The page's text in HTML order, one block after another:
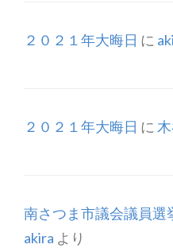
２０２１年大晦日 に
２０２１年大晦日 に
南さつま市議会議員選
akira より